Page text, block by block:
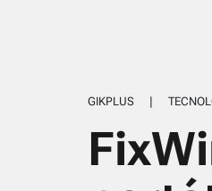
GIKPLUS |